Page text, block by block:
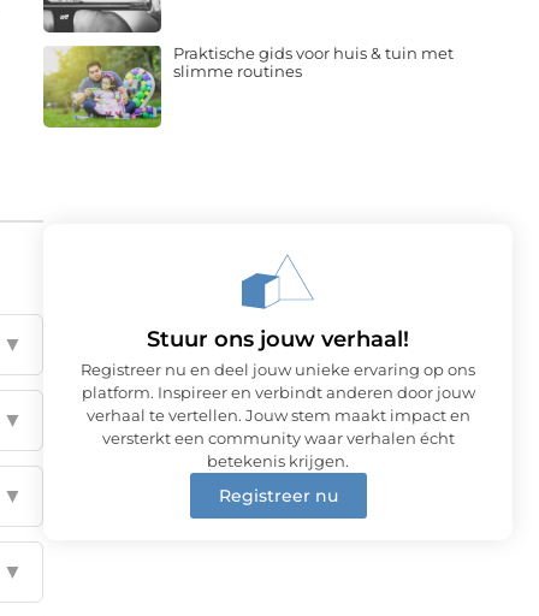
▼
▼
▼
▼
Praktische gids voor huis & tuin met
slimme routines
Stuur ons jouw verhaal!
Registreer nu en deel jouw unieke ervaring op ons
platform. Inspireer en verbindt anderen door jouw
verhaal te vertellen. Jouw stem maakt impact en
versterkt een community waar verhalen écht
betekenis krijgen.
Registreer nu